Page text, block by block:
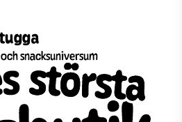
snacksuniversum